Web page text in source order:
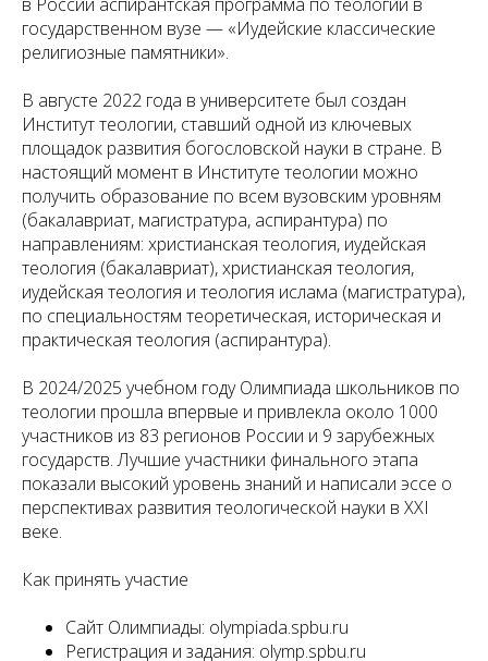
государственном вузе — «Иудейские классические
религиозные памятники».
В августе 2022 года в университете был создан
Институт теологии, ставший одной из ключевых
площадок развития богословской науки в стране. В
настоящий момент в Институте теологии можно
получить образование по всем вузовским уровням
(бакалавриат, магистратура, аспирантура) по
направлениям: христианская теология, иудейская
теология (бакалавриат), христианская теология,
иудейская теология и теология ислама (магистратура),
по специальностям теоретическая, историческая и
практическая теология (аспирантура).
В 2024/2025 учебном году Олимпиада школьников по
теологии прошла впервые и привлекла около 1000
участников из 83 регионов России и 9 зарубежных
государств. Лучшие участники финального этапа
показали высокий уровень знаний и написали эссе о
перспективах развития теологической науки в XXI
веке.
Как принять участие
Сайт Олимпиады: olympiada.spbu.ru
Регистрация и задания: olymp.spbu.ru